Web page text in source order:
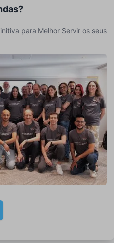
para Melhor Servir os seus